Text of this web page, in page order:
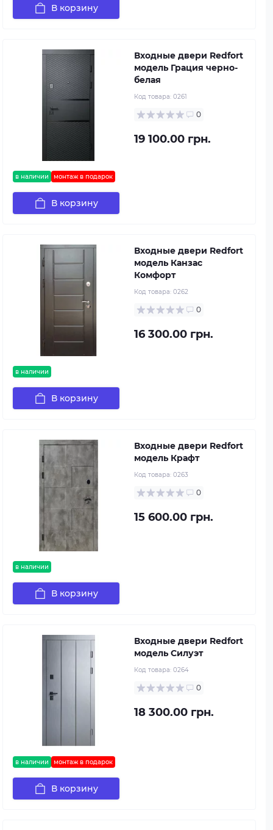
В корзину
в наличии монтаж в подарок
Входные двери Redfort
модель Грация черно-
белая
Код товара: 0261
0
19 100.00 грн.
В корзину
в наличии
Входные двери Redfort
модель Канзас
Комфорт
Код товара: 0262
0
16 300.00 грн.
В корзину
в наличии
Входные двери Redfort
модель Крафт
Код товара: 0263
0
15 600.00 грн.
В корзину
в наличии монтаж в подарок
Входные двери Redfort
модель Силуэт
Код товара: 0264
0
18 300.00 грн.
В корзину